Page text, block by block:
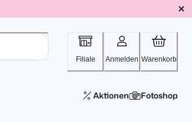
Filiale Anmelden Warenkorb
Aktionen Fotoshop